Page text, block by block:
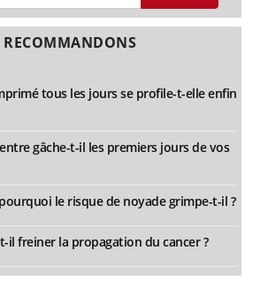
RECOMMANDONS
tous les jours se profile-t-elle enfin
gâche-t-il les premiers jours de vos
le risque de noyade grimpe-t-il ?
il freiner la propagation du cancer ?